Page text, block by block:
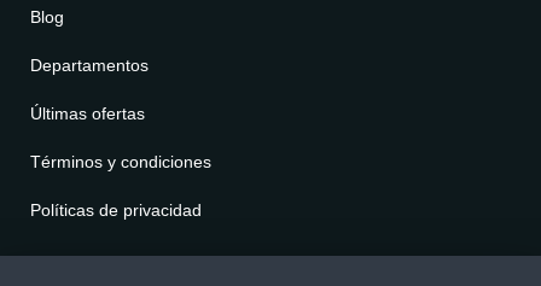
Blog
Departamentos
Últimas ofertas
Términos y condiciones
Políticas de privacidad